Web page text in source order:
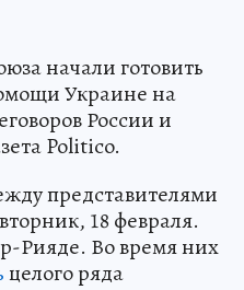
начали готовить
Украине на
России и
Politico.
представителями
18 февраля.
Рияде. Во время них
целого ряда